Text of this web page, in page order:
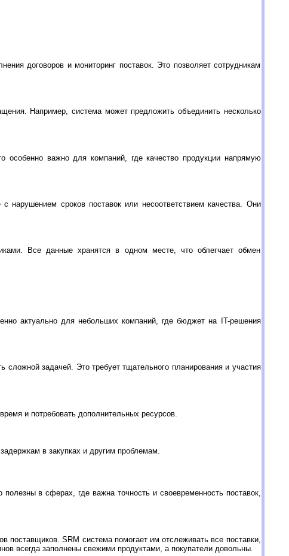
договоров и мониторинг поставок. Это позволяет сотрудникам
Например, система может предложить объединить несколько
особенно важно для компаний, где качество продукции напрямую
нарушением сроков поставок или несоответствием качества. Они
Все данные хранятся в одном месте, что облегчает обмен
актуально для небольших компаний, где бюджет на IT-решения
задачей. Это требует тщательного планирования и участия
и потребовать дополнительных ресурсов.
в закупках и другим проблемам.
в сферах, где важна точность и своевременность поставок,
поставщиков. SRM система помогает им отслеживать все поставки,
всегда заполнены свежими продуктами, а покупатели довольны.